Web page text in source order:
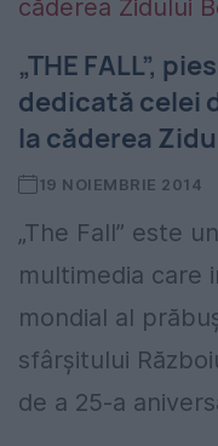
„THE FALL”,
dedicată celei
la căderea
19 NOIEMBRIE 2014
„The Fall” este
multimedia care
mondial al
sfârșitului
de a 25-a